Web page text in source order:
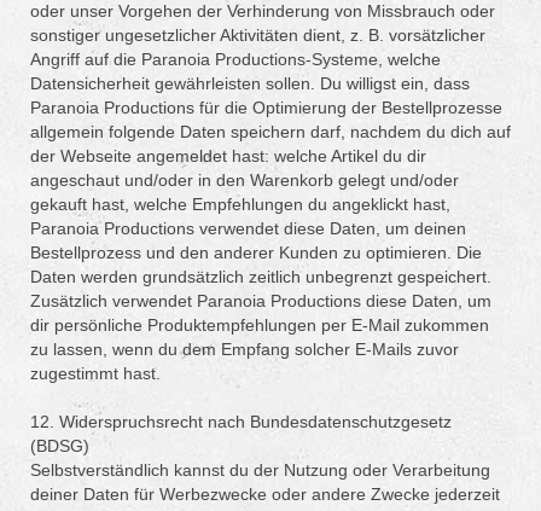
oder unser Vorgehen der Verhinderung von Missbrauch oder
sonstiger ungesetzlicher Aktivitäten dient, z. B. vorsätzlicher
Angriff auf die Paranoia Productions-Systeme, welche
Datensicherheit gewährleisten sollen. Du willigst ein, dass
Paranoia Productions für die Optimierung der Bestellprozesse
allgemein folgende Daten speichern darf, nachdem du dich auf
der Webseite angemeldet hast: welche Artikel du dir
angeschaut und/oder in den Warenkorb gelegt und/oder
gekauft hast, welche Empfehlungen du angeklickt hast,
Paranoia Productions verwendet diese Daten, um deinen
Bestellprozess und den anderer Kunden zu optimieren. Die
Daten werden grundsätzlich zeitlich unbegrenzt gespeichert.
Zusätzlich verwendet Paranoia Productions diese Daten, um
dir persönliche Produktempfehlungen per E-Mail zukommen
zu lassen, wenn du dem Empfang solcher E-Mails zuvor
zugestimmt hast.
12. Widerspruchsrecht nach Bundesdatenschutzgesetz
(BDSG)
Selbstverständlich kannst du der Nutzung oder Verarbeitung
deiner Daten für Werbezwecke oder andere Zwecke jederzeit